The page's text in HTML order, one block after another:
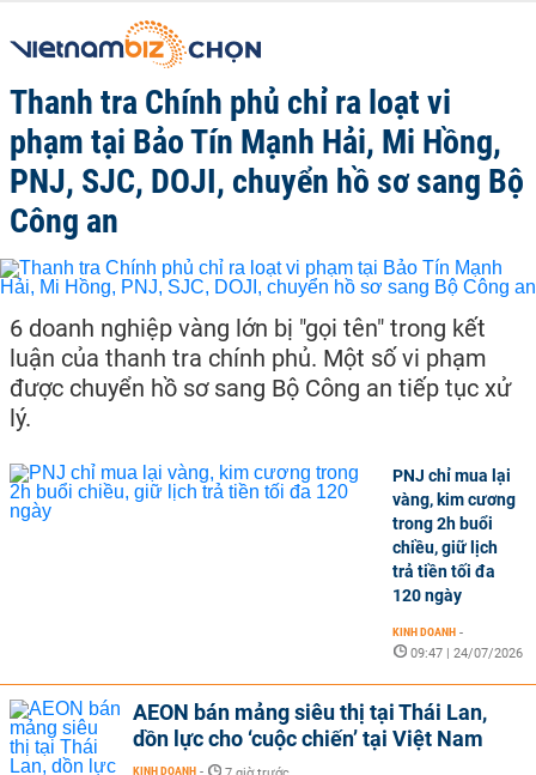
Thanh tra Chính phủ chỉ ra loạt vi
phạm tại Bảo Tín Mạnh Hải, Mi Hồng,
PNJ, SJC, DOJI, chuyển hồ sơ sang Bộ
Công an
6 doanh nghiệp vàng lớn bị "gọi tên" trong kết
luận của thanh tra chính phủ. Một số vi phạm
được chuyển hồ sơ sang Bộ Công an tiếp tục xử
lý.
PNJ chỉ mua lại
vàng, kim cương
trong 2h buổi
chiều, giữ lịch
trả tiền tối đa
120 ngày
KINH DOANH -
09:47 | 24/07/2026
AEON bán mảng siêu thị tại Thái Lan,
dồn lực cho ‘cuộc chiến’ tại Việt Nam
KINH DOANH -